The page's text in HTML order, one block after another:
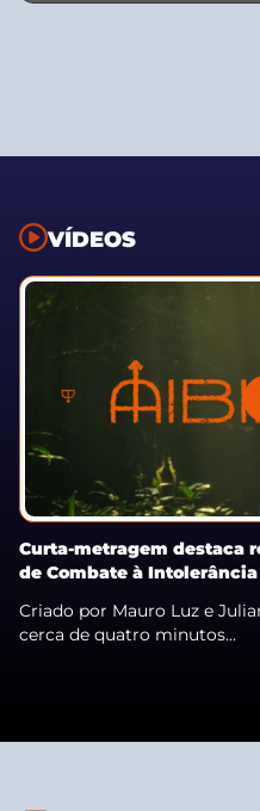
VÍDEOS
Curta-metragem destaca
de Combate à
Criado por Mauro Luz e
cerca de quatro minutos...